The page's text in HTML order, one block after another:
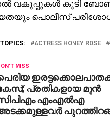
വകുപ്പുകള്‍ കൂടി ബോബി
പൊലീസ്
TOPICS: ACTRESS HONEY ROSE
MISS
പ്രതികളായ മുന്‍
എംഎല്‍എ